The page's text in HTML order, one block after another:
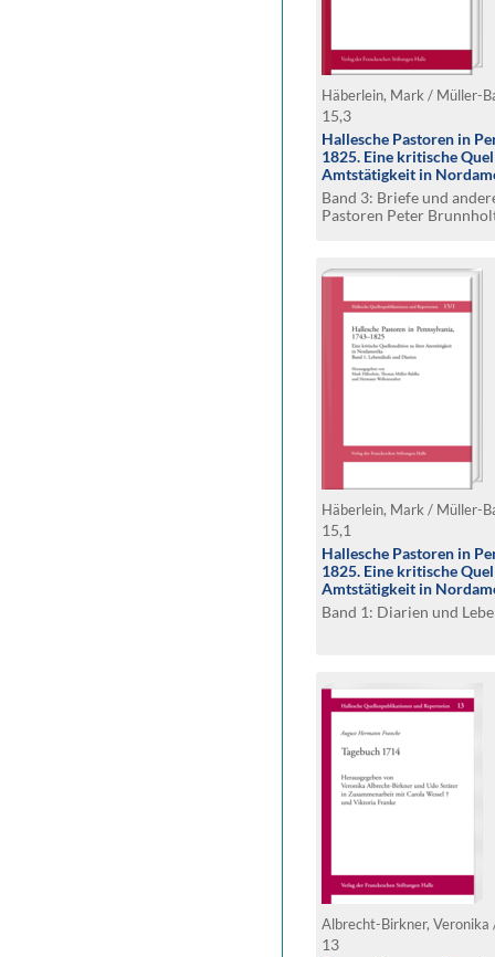
15,3
Hallesche Pastoren in
1825. Eine kritische
Amtstätigkeit in
Band 3: Briefe und
Pastoren Peter
15,1
Hallesche Pastoren in
1825. Eine kritische
Amtstätigkeit in
Band 1: Diarien und
Albrecht-Birkner, Veronika
13